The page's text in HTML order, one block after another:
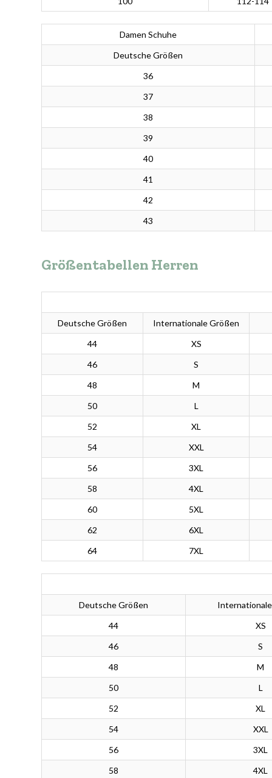
Damen Schuhe
Deutsche Größen
36
37
38
39
40
41
42
43
Größentabellen Herren
Deutsche Größen
Internationale Größen
44
XS
46
S
48
M
50
L
52
XL
54
XXL
56
3XL
58
4XL
60
5XL
62
6XL
64
7XL
Deutsche Größen
44
XS
46
S
48
M
50
L
52
XL
54
XXL
56
3XL
58
4XL